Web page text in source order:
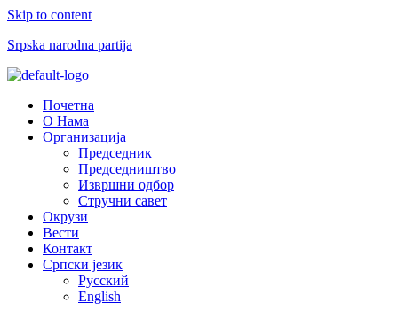
Skip to content
Srpska narodna partija
Menu
Почетна
О Нама
Организација
Председник
Председништво
Извршни одбор
Стручни савет
Окрузи
Вести
Контакт
Српски језик
Русский
English